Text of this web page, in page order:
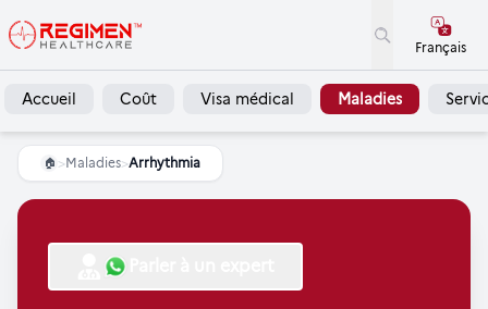
Français
Accueil Coût Visa médical Maladies
🏠 >Maladies>Arrhythmia